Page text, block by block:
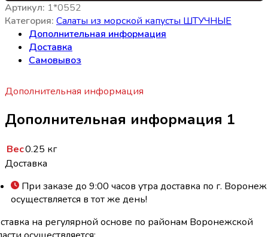
Артикул: 1*0552
Категория: Салаты из морской капусты ШТУЧНЫЕ
Дополнительная информация
Доставка
Самовывоз
Дополнительная информация
Дополнительная информация 1
Вес0.25 кг
Доставка
При заказе до 9:00 часов утра доставка по г. Воронеж
осуществляется в тот же день!
на регулярной основе по районам Воронежской